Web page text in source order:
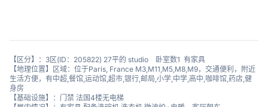
【区分】：3区(ID：205822) 27平的 studio 卧室数1 有家具
【地理位置】区域：位于Paris, France M3,M11,M5,M8,M9，交通便利，附近
生活方便，有中超,餐馆,运动馆,超市,银行,邮局,小学,中学,高中,咖啡馆,药店,健
身房
【基础设施】：门禁 法国4楼无电梯